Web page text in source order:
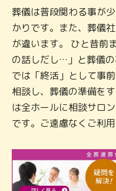
葬儀は普段関わる事が
かりです。また、葬儀
が違います。 ひと昔前
の話しだし…」と葬儀
では「終活」として事
相談し、葬儀の準備を
は全ホールに相談サロ
です。ご遠慮なくご利用